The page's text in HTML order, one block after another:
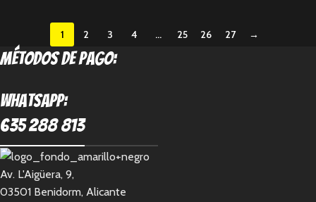
1 2 3 4 … 25 26 27 →
métodos de pago:
Whatsapp:
635 288 813
Av. L'Aigüera, 9,
03501 Benidorm, Alicante